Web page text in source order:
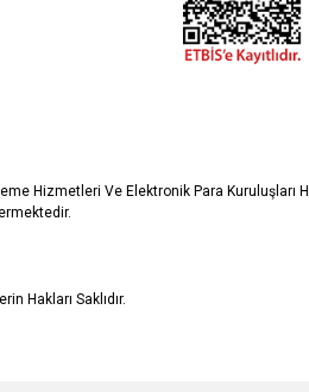
Hizmetleri Ve Elektronik Para Kuruluşları
Hakları Saklıdır.